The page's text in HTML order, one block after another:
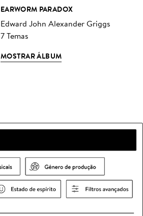
EARWORM PARADOX
Edward John Alexander Griggs
7 Temas
MOSTRAR ÁLBUM